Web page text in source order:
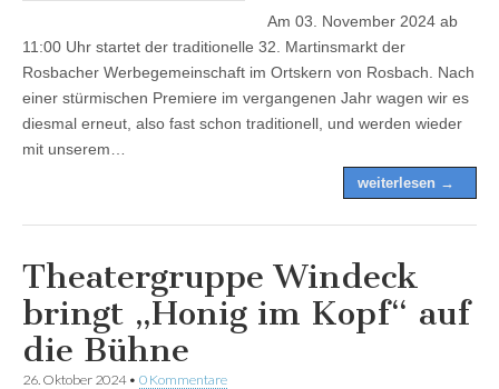
Am 03. November 2024 ab
11:00 Uhr startet der traditionelle 32. Martinsmarkt der
Rosbacher Werbegemeinschaft im Ortskern von Rosbach. Nach
einer stürmischen Premiere im vergangenen Jahr wagen wir es
diesmal erneut, also fast schon traditionell, und werden wieder
mit unserem…
weiterlesen →
Theatergruppe Windeck
bringt „Honig im Kopf“ auf
die Bühne
26. Oktober 2024• 0 Kommentare